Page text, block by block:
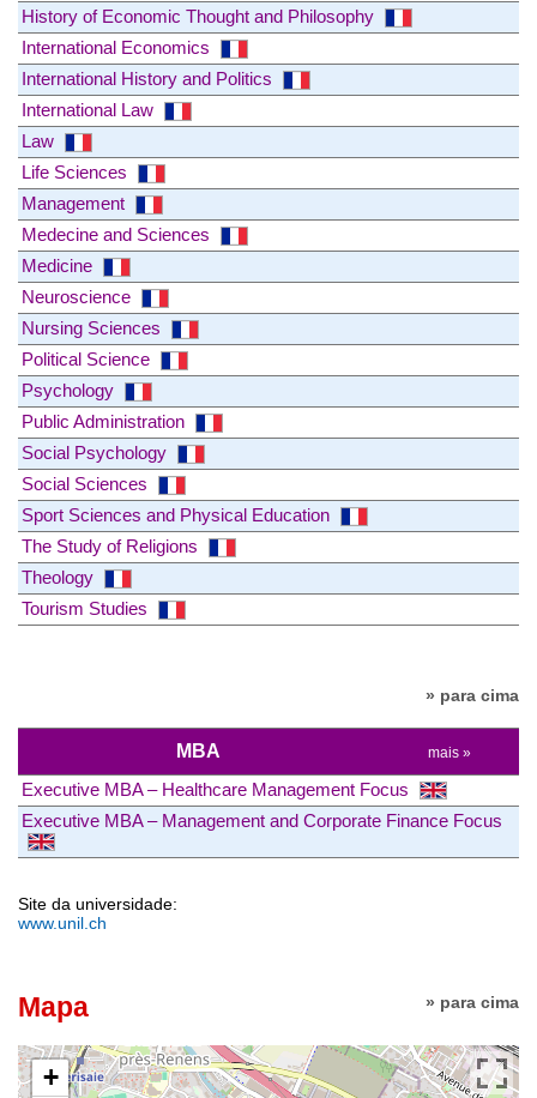
History of Economic Thought and Philosophy
International Economics
International History and Politics
International Law
Law
Life Sciences
Management
Medecine and Sciences
Medicine
Neuroscience
Nursing Sciences
Political Science
Psychology
Public Administration
Social Psychology
Social Sciences
Sport Sciences and Physical Education
The Study of Religions
Theology
Tourism Studies
» para cima
MBA mais »
Executive MBA – Healthcare Management Focus
Executive MBA – Management and Corporate Finance Focus
Site da universidade:
www.unil.ch
» para cima
Mapa
+